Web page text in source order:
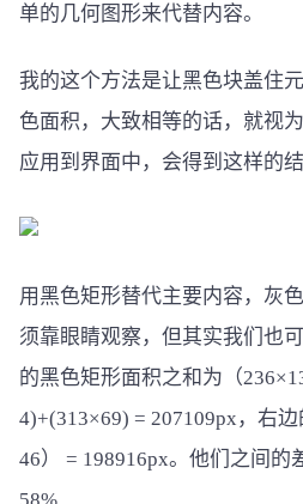
单的几何图形来代替内容。
我的这个方法是让黑色块盖住
色面积，大致相等的话，就视
应用到界面中，会得到这样的结
用黑色矩形替代主要内容，灰
须靠眼睛观察，但其实我们也
的黑色矩形面积之和为（
4)+(313×69) = 207109px，右
46） = 198916px。他们之间的